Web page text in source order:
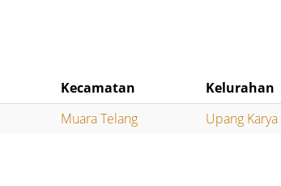
Kecamatan
Kelurahan
Muara Telang Upang Karya